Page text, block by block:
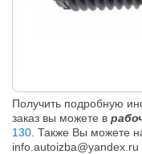
Получить подробную
заказ вы можете в
130 . Также Вы можете